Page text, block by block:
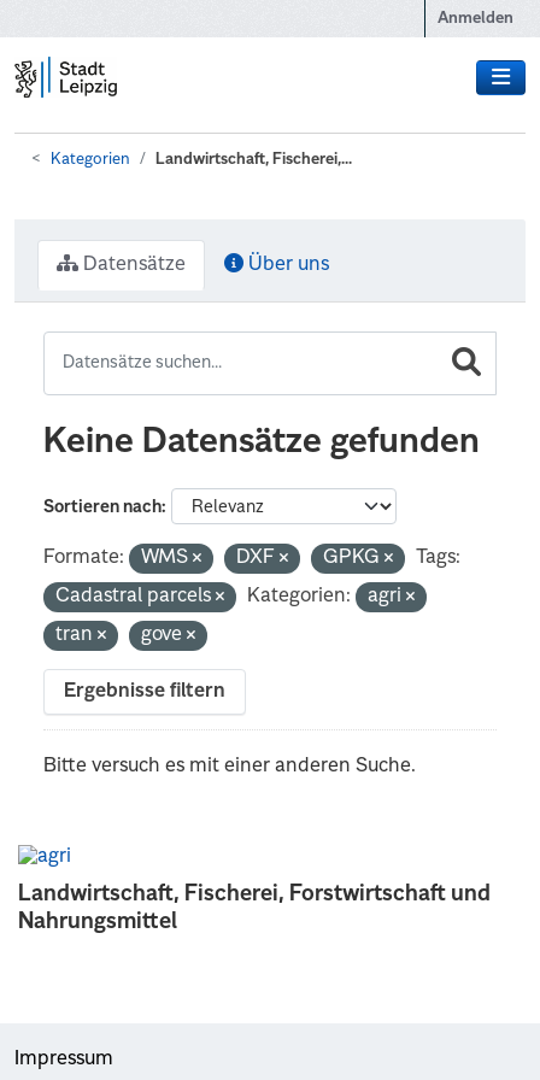
Anmelden
Kategorien Landwirtschaft, Fischerei,...
Landwirtschaft, Fischerei, Forstwirtschaft und
Nahrungsmittel
Datensätze Über uns
Keine Datensätze gefunden
Sortieren nach
Formate: WMS DXF GPKG
Tags:
Cadastral parcels
Kategorien:
agri
tran
gove
Ergebnisse filtern
Bitte versuch es mit einer anderen Suche.
Impressum